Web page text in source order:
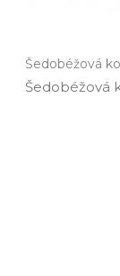
Šedobéžová
Šedobéžová